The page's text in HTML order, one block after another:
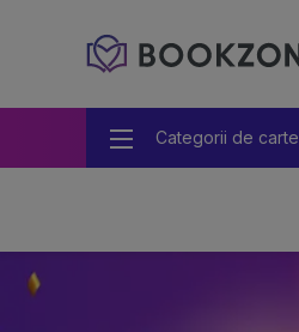
Categorii de carte